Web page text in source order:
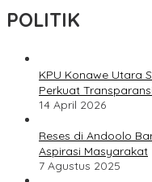
POLITIK
KPU Konawe Utara
Perkuat
14 April 2026
Reses di Andoolo
Aspirasi Masyarakat
7 Agustus 2025